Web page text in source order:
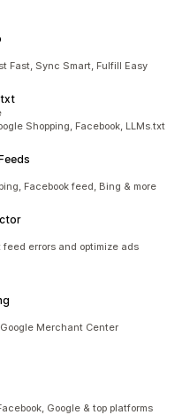
Fast, Sync Smart, Fulfill Easy
Shopping, Facebook, LLMs.txt
Facebook feed, Bing & more
errors and optimize ads
Merchant Center
Google & top platforms